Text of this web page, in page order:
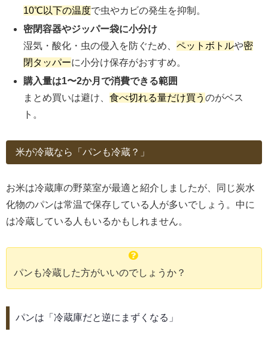
10℃以下の温度で虫やカビの発生を抑制。
密閉容器やジッパー袋に小分け
湿気・酸化・虫の侵入を防ぐため、ペットボトルや密
閉タッパーに小分け保存がおすすめ。
購入量は1〜2か月で消費できる範囲
まとめ買いは避け、食べ切れる量だけ買うのがベス
ト。
米が冷蔵なら「パンも冷蔵？」
お米は冷蔵庫の野菜室が最適と紹介しましたが、同じ炭水
化物のパンは常温で保存している人が多いでしょう。中に
は冷蔵している人もいるかもしれません。
パンも冷蔵した方がいいのでしょうか？
パンは「冷蔵庫だと逆にまずくなる」